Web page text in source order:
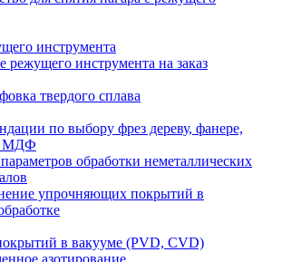
инструмента
режущего инструмента на заказ
твердого сплава
по выбору фрез дереву, фанере,
МДФ
обработки неметаллических
упрочняющих покрытий в
в вакууме (PVD, CVD)
азотирование